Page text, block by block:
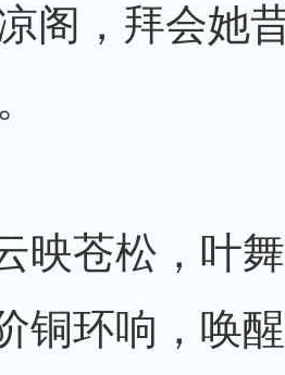
阁，拜会她
映苍松，叶
铜环响，唤